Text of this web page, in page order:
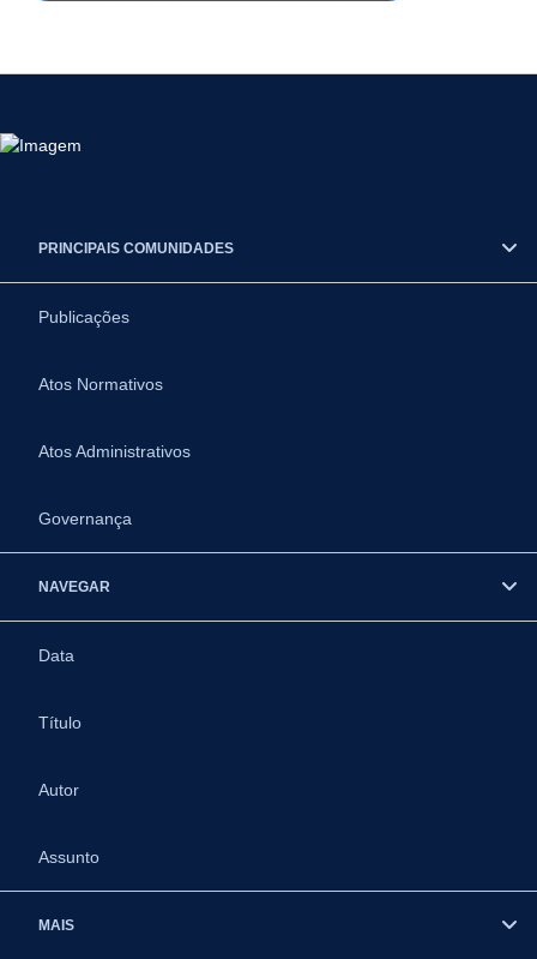
PRINCIPAIS COMUNIDADES
Publicações
Atos Normativos
Atos Administrativos
Governança
NAVEGAR
Data
Título
Autor
Assunto
MAIS